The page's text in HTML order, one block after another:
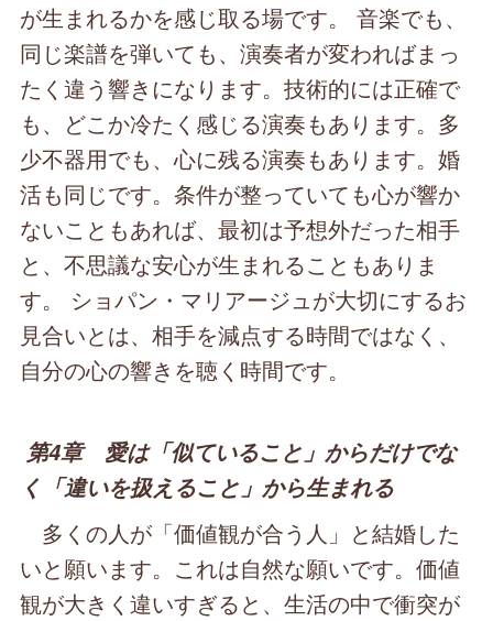
が生まれるかを感じ取る場です。 音楽でも、
同じ楽譜を弾いても、演奏者が変わればまっ
たく違う響きになります。技術的には正確で
も、どこか冷たく感じる演奏もあります。多
少不器用でも、心に残る演奏もあります。婚
活も同じです。条件が整っていても心が響か
ないこともあれば、最初は予想外だった相手
と、不思議な安心が生まれることもありま
す。 ショパン・マリアージュが大切にするお
見合いとは、相手を減点する時間ではなく、
自分の心の響きを聴く時間です。
第4章 愛は「似ていること」からだけでな
く「違いを扱えること」から生まれる
多くの人が「価値観が合う人」と結婚した
いと願います。これは自然な願いです。価値
観が大きく違いすぎると、生活の中で衝突が